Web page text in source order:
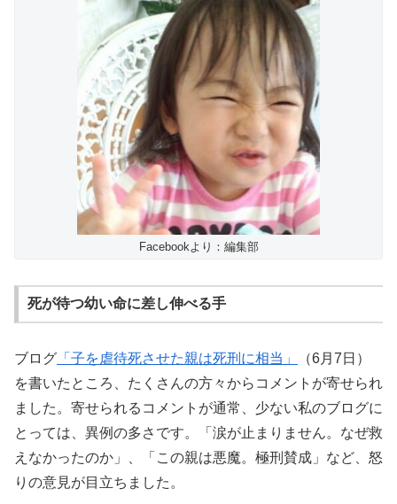
Facebookより：編集部
死が待つ幼い命に差し伸べる手
ブログ 「子を虐待死させた親は死刑に相当」
（6月7日）
を書いたところ、たくさんの方々からコメントが寄せられ
ました。寄せられるコメントが通常、少ない私のブログに
とっては、異例の多さです。「涙が止まりません。なぜ救
えなかったのか」、「この親は悪魔。極刑賛成」など、怒
りの意見が目立ちました。